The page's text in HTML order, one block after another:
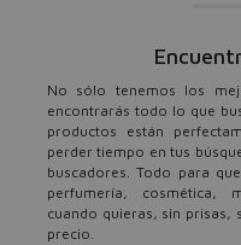
No sólo tenemos los
encontrarás todo lo que
productos están
perder tiempo en tus
buscadores. Todo para
perfumería, cosmética,
cuando quieras, sin prisas,
precio.